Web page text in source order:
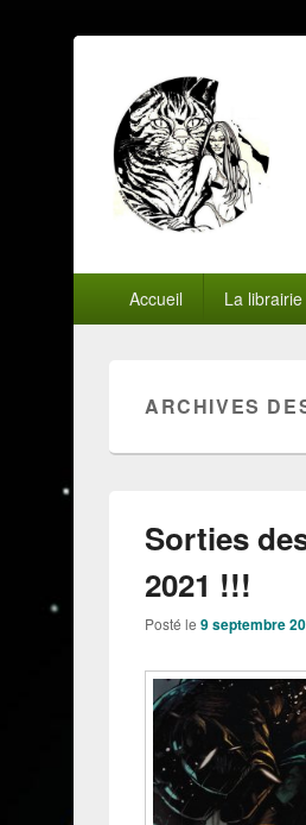
principalAccueil La librairie
ARCHIVES
Sorties
2021 !!!
Posté le 9 septembre